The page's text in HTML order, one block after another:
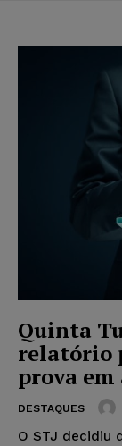
Quinta
relatório
prova em
DESTAQUES
O STJ decidiu